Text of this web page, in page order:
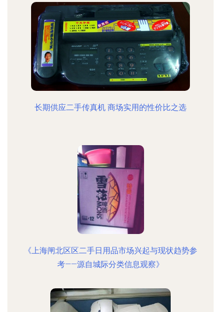
长期供应二手传真机 商场实用的性价比之选
《上海闸北区区二手日用品市场兴起与现状趋势参
考——源自城际分类信息观察》